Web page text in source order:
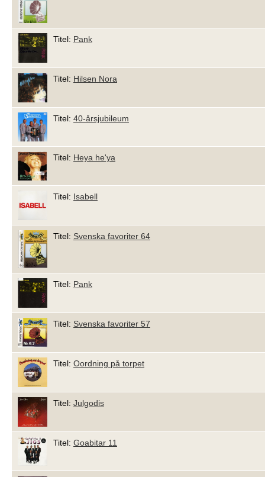
Titel: Pank
Titel: Hilsen Nora
Titel: 40-årsjubileum
Titel: Heya he'ya
Titel: Isabell
Titel: Svenska favoriter 64
Titel: Pank
Titel: Svenska favoriter 57
Titel: Oordning på torpet
Titel: Julgodis
Titel: Goabitar 11